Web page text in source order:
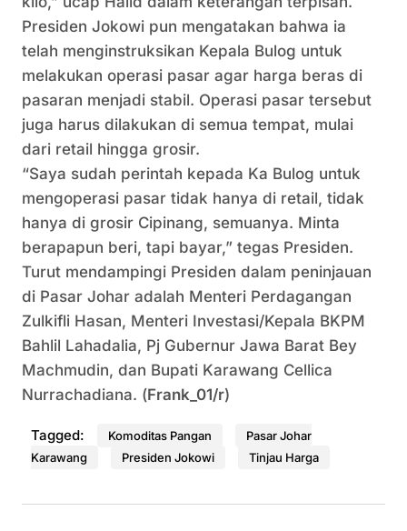
Presiden Jokowi pun mengatakan bahwa ia
telah menginstruksikan Kepala Bulog untuk
melakukan operasi pasar agar harga beras di
pasaran menjadi stabil. Operasi pasar tersebut
juga harus dilakukan di semua tempat, mulai
dari retail hingga grosir.
“Saya sudah perintah kepada Ka Bulog untuk
mengoperasi pasar tidak hanya di retail, tidak
hanya di grosir Cipinang, semuanya. Minta
berapapun beri, tapi bayar,” tegas Presiden.
Turut mendampingi Presiden dalam peninjauan
di Pasar Johar adalah Menteri Perdagangan
Zulkifli Hasan, Menteri Investasi/Kepala BKPM
Bahlil Lahadalia, Pj Gubernur Jawa Barat Bey
Machmudin, dan Bupati Karawang Cellica
Nurrachadiana. (Frank_01/r)
Tagged: Komoditas Pangan
Pasar Johar
Karawang
Presiden Jokowi Tinjau Harga